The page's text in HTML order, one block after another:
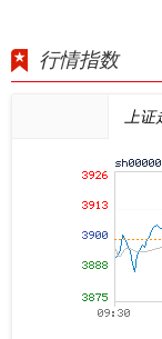
行情指数
上证